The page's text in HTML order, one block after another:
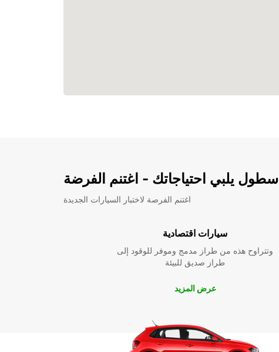
اسطول يلبي احتياجاتك - اغتنم الفرضة
اغتنم الفرصة لاختبار السيارات الجديدة
سيارات اقتصادية
وتتراوح هذه من طراز مدمج وموفر للوقود إلى
طراز صديق للبيئة
عرض المزيد